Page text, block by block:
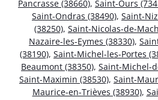
Pancrasse (38660), Saint-Ours
Saint-Ondras (38490), Saint-
(38250), Saint-Nicolas-de-
Nazaire-les-Eymes (38330),
(38190), Saint-Michel-les-Portes
Beaumont (38350), Saint-Michel-
Saint-Maximin (38530), Saint-
Maurice-en-Trièves (38930),